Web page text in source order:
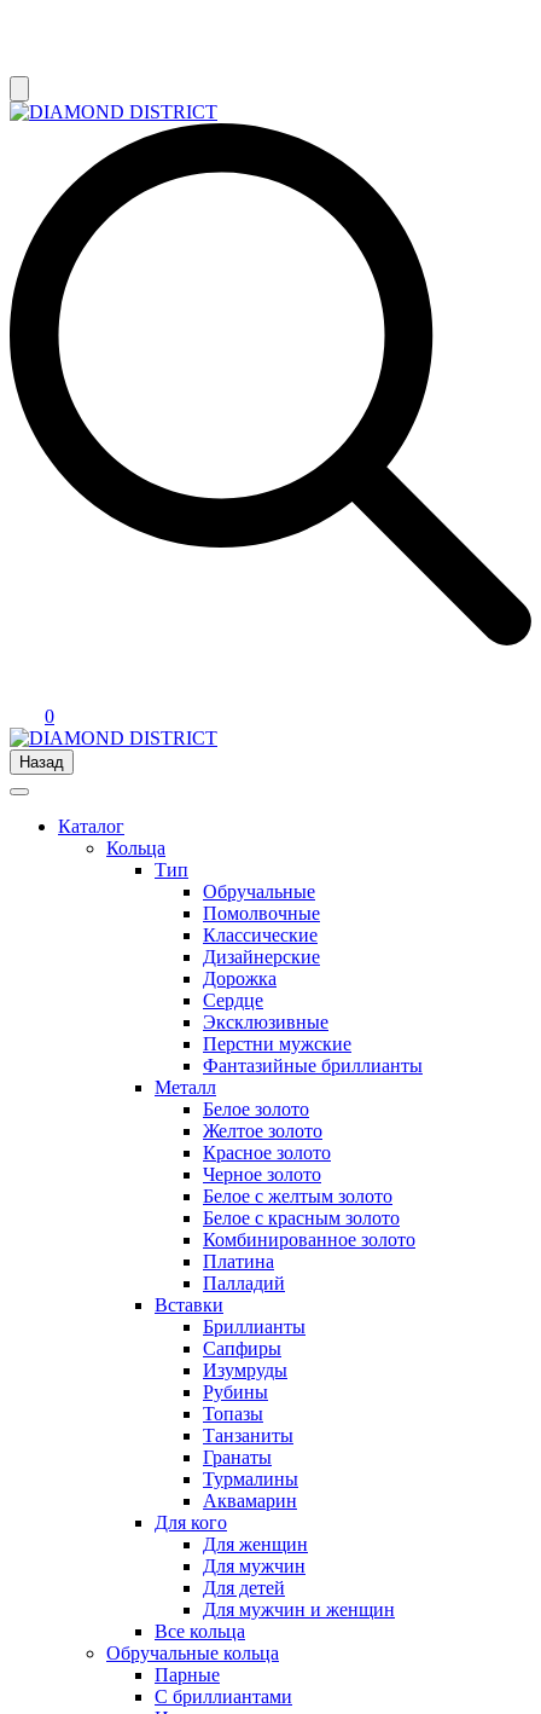
0
Назад
Каталог
Кольца
Тип
Обручальные
Помолвочные
Классические
Дизайнерские
Дорожка
Сердце
Эксклюзивные
Перстни мужские
Фантазийные бриллианты
Металл
Белое золото
Желтое золото
Красное золото
Черное золото
Белое с желтым золото
Белое с красным золото
Комбинированное золото
Платина
Палладий
Вставки
Бриллианты
Сапфиры
Изумруды
Рубины
Топазы
Танзаниты
Гранаты
Турмалины
Аквамарин
Для кого
Для женщин
Для мужчин
Для детей
Для мужчин и женщин
Все кольца
Обручальные кольца
Парные
С бриллиантами